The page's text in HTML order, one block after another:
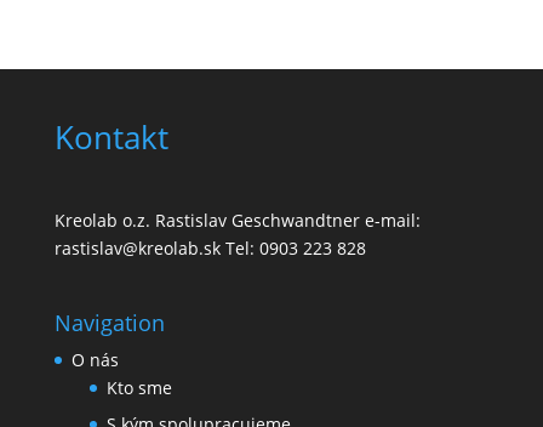
Kontakt
Kreolab o.z. Rastislav Geschwandtner e-mail:
rastislav@kreolab.sk Tel: 0903 223 828
Navigation
O nás
Kto sme